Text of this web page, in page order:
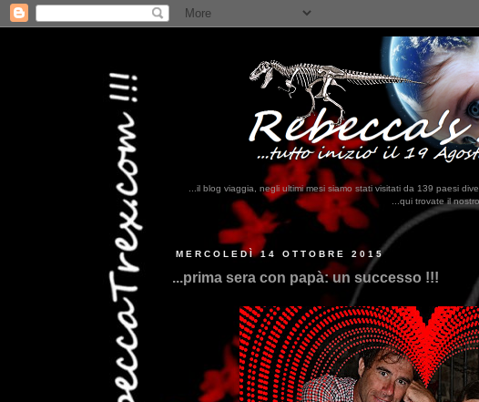
...il blog viaggia, negli ultimi mesi siamo stati visitati da 139 paesi
...qui trovate il nostro viaggio in MESSICO 2023...
MERCOLEDÌ 14 OTTOBRE 2015
...prima sera con papà: un successo !!!